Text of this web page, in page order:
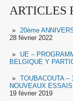
ARTICLES
20ème
28 février 2022
UE –
BELGIQUE Y
TOUBACOUTA –
NOUVEAUX
19 février 2019